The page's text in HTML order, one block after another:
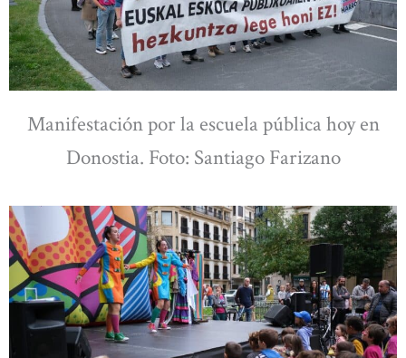
Manifestación por la escuela pública hoy en
Donostia. Foto: Santiago Farizano